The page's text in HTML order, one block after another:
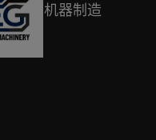
机器制造